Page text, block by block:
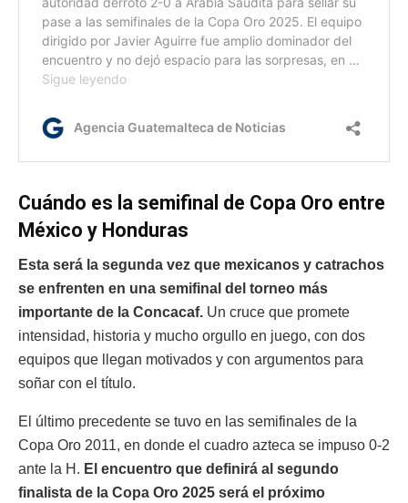
Cuándo es la semifinal de Copa Oro entre
México y Honduras
Esta será la segunda vez que mexicanos y catrachos
se enfrenten en una semifinal del torneo más
importante de la Concacaf. Un cruce que promete
intensidad, historia y mucho orgullo en juego, con dos
equipos que llegan motivados y con argumentos para
soñar con el título.
El último precedente se tuvo en las semifinales de la
Copa Oro 2011, en donde el cuadro azteca se impuso 0-2
ante la H. El encuentro que definirá al segundo
finalista de la Copa Oro 2025 será el próximo